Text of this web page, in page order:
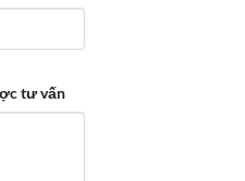
tư vấn